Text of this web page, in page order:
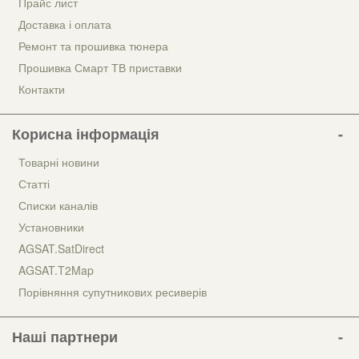
Доставка і оплата
Ремонт та прошивка тюнера
Прошивка Смарт ТВ приставки
Контакти
Корисна інформація
Товарні новини
Статті
Списки каналів
Установники
AGSAT.SatDirect
AGSAT.T2Map
Порівняння супутникових ресиверів
Наші партнери